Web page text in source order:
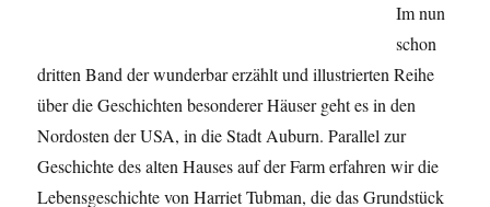
Im nun
schon
dritten Band der wunderbar erzählt und illustrierten Reihe
über die Geschichten besonderer Häuser geht es in den
Nordosten der USA, in die Stadt Auburn. Parallel zur
Geschichte des alten Hauses auf der Farm erfahren wir die
Lebensgeschichte von Harriet Tubman, die das Grundstück